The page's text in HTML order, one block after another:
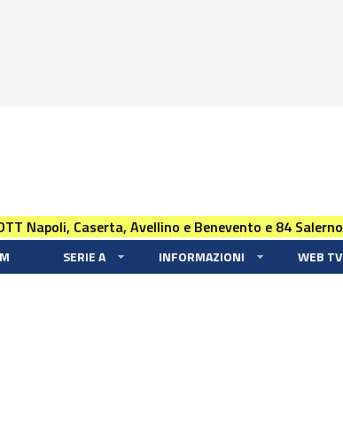
Napoli, Caserta, Avellino e Benevento e 84 Salerno
SERIE A INFORMAZIONI WEB TV